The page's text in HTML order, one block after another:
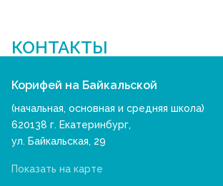
КОНТАКТЫ
Корифей на Байкальской
(начальная, основная и средняя школа)
620138 г. Екатеринбург,
ул. Байкальская, 29
Показать на карте